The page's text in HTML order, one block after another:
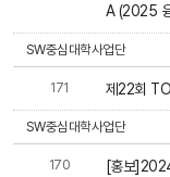
A (2025
SW중심대학사업단
171 제22회
SW중심대학사업단
170
[홍보